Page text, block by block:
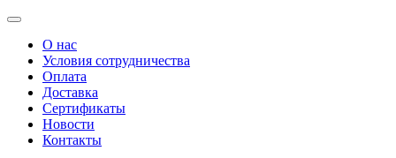
О нас
Условия сотрудничества
Оплата
Доставка
Сертификаты
Новости
Контакты